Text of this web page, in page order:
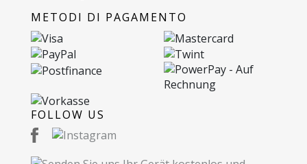
METODI DI PAGAMENTO
FOLLOW US